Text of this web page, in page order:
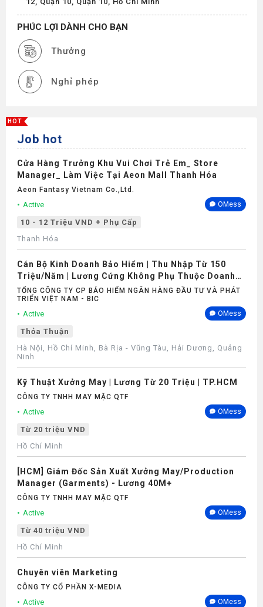
PHÚC LỢI DÀNH CHO BẠN
Thưởng
Nghỉ phép
HOT
Job hot
Cửa Hàng Trưởng Khu Vui Chơi Trẻ Em_ Store
Manager_ Làm Việc Tại Aeon Mall Thanh Hóa
Aeon Fantasy Vietnam Co.,ltd.
Active OMess
10 - 12 Triệu VND + Phụ Cấp
Thanh Hóa
Cán Bộ Kinh Doanh Bảo Hiểm | Thu Nhập Từ 150
Triệu/Năm | Lương Cứng Không Phụ Thuộc Doanh
Số
TỔNG CÔNG TY CP BẢO HIỂM NGÂN HÀNG ĐẦU TƯ VÀ PHÁT
TRIỂN VIỆT NAM - BIC
Active OMess
Thỏa Thuận
Hà Nội, Hồ Chí Minh, Bà Rịa - Vũng Tàu, Hải Dương, Quảng
Ninh
Kỹ Thuật Xưởng May | Lương Từ 20 Triệu | TP.HCM
CÔNG TY TNHH MAY MẶC QTF
Active OMess
Từ 20 triệu VND
Hồ Chí Minh
[HCM] Giám Đốc Sản Xuất Xưởng May/Production
Manager (Garments) - Lương 40M+
CÔNG TY TNHH MAY MẶC QTF
Active OMess
Từ 40 triệu VND
Hồ Chí Minh
Chuyên viên Marketing
CÔNG TY CỔ PHẦN X-MEDIA
Active OMess